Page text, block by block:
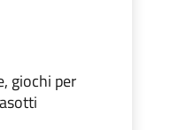
giochi per